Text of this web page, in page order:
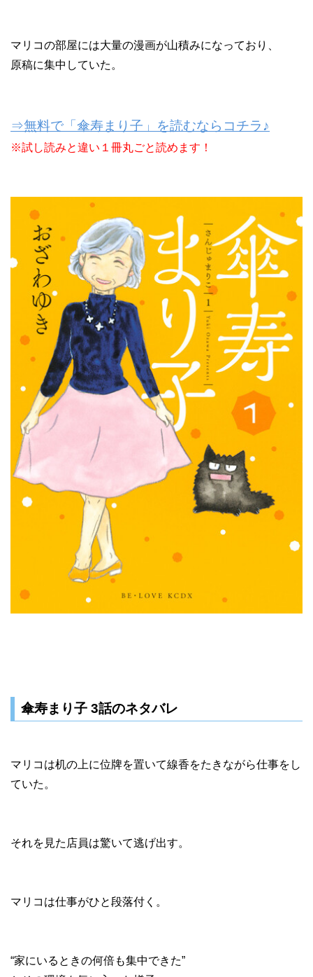
マリコの部屋には大量の漫画が山積みになっており、
原稿に集中していた。
⇒無料で「傘寿まり子」を読むならコチラ♪
※試し読みと違い１冊丸ごと読めます！
傘寿まり子 3話のネタバレ
マリコは机の上に位牌を置いて線香をたきながら仕事をし
ていた。
それを見た店員は驚いて逃げ出す。
マリコは仕事がひと段落付く。
“家にいるときの何倍も集中できた”